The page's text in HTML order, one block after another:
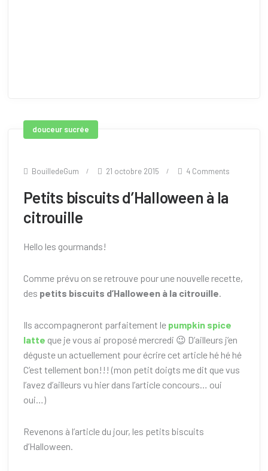
douceur sucrée
BouilledeGum 21 octobre 2015 4 Comments
Petits biscuits d’Halloween à la
citrouille
Hello les gourmands!
Comme prévu on se retrouve pour une nouvelle recette,
des petits biscuits d’Halloween à la citrouille
Ils accompagneront parfaitement le pumpkin spice
latte que je vous ai proposé mercredi 😉 D’ailleurs j’en
déguste un actuellement pour écrire cet article hé hé hé
C’est tellement bon!!! (mon petit doigts me dit que vus
l’avez d’ailleurs vu hier dans l’article concours… oui
oui…)
Revenons à l’article du jour, les petits biscuits
d’Halloween.